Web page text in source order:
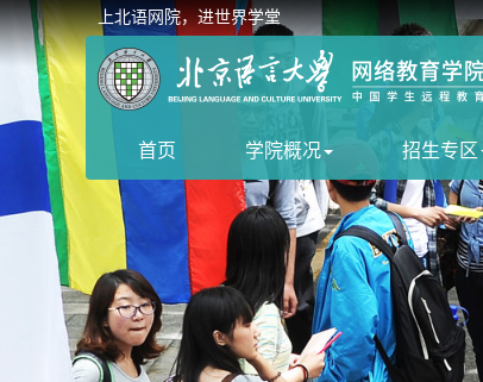
上北语网院，进世界学堂
首页 学院概况 招生专区